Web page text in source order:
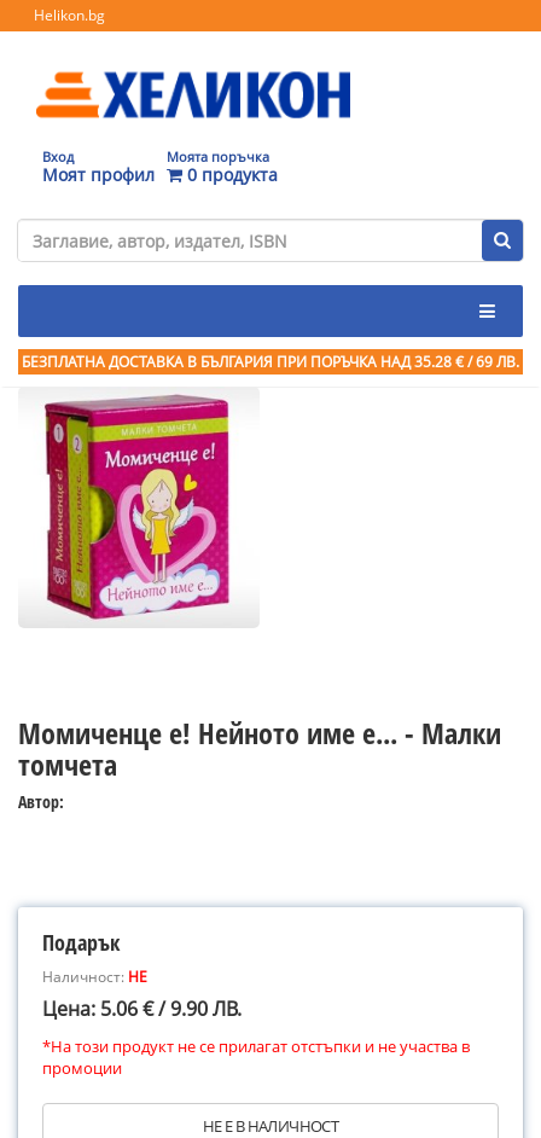
Helikon.bg
Вход
Моят профил
Моята поръчка
0 продукта
БЕЗПЛАТНА ДОСТАВКА В БЪЛГАРИЯ ПРИ ПОРЪЧКА НАД 35.28 € / 69 ЛВ.
Момиченце е! Нейното име е... - Малки
томчета
Автор:
Подарък
Наличност: НЕ
Цена: 5.06 € / 9.90 ЛВ.
*На този продукт не се прилагат отстъпки и не участва в
промоции
НЕ Е В НАЛИЧНОСТ